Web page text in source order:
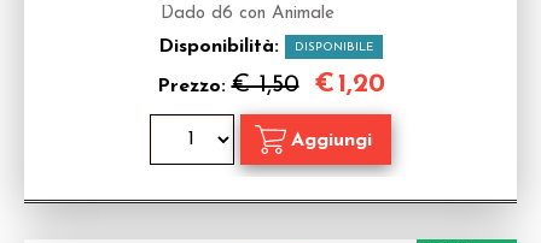
Dado d6 con Animale
Disponibilità: DISPONIBILE
Prezzo:€ 1,50 €1,20